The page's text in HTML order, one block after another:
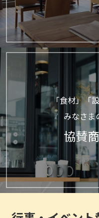
「食材」「
みなさま
協賛